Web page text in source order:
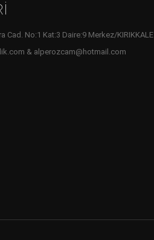
Cad. No:1 Kat:3 Daire:9 Merkez/KIRIKKALE
& alperozcam@hotmail.com